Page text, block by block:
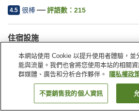
4.5 很棒 評語數： 215
住宿設施
無線網路
全館禁
自動販賣機
免費停
找客房
本網站使用 Cookie 以提升使用者體驗，並
能與流量。我們也會將您使用本站的相關
群媒體、廣告和分析合作夥伴。
隱私權政
不要銷售我的個人資訊